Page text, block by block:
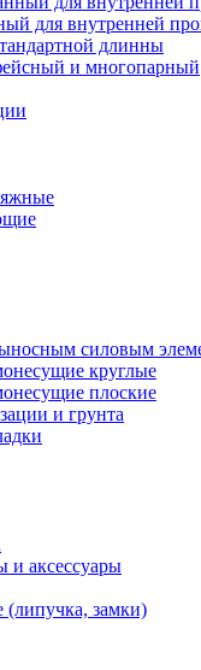
для внутренней
длинны
и многопарный
силовым
круглые
плоские
и грунта
и аксессуары
замки)